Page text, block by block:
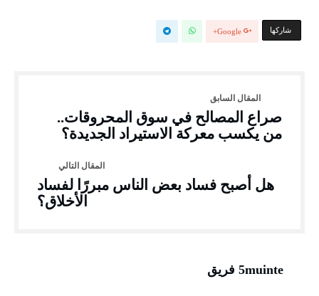
‫‫ شاركها‬ Google+
صراع المصالح في سوق المحروقات..
من يكسب معركة الاستيراد الجديدة؟
هل أصبح فساد بعض الناس مبررًا لفساد
الأخلاق؟
5muinte فريق